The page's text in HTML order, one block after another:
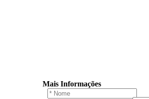
Mais Informações